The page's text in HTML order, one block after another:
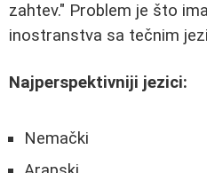
zahtev." Problem je što
inostranstva sa tečnim
Najperspektivniji jezici:
Nemački